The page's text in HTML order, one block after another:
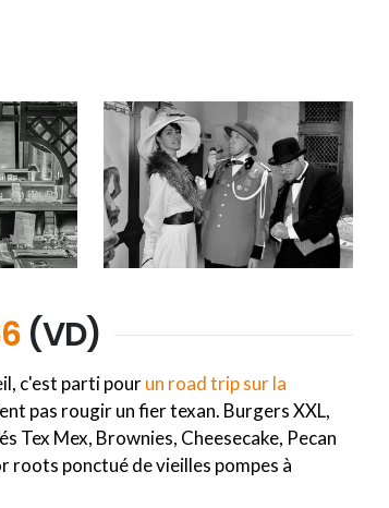
(VD)
c'est parti pourun road trip sur la
pas rougir un fier texan. Burgers XXL,
Tex Mex, Brownies, Cheesecake, Pecan
roots ponctué de vieilles pompes à